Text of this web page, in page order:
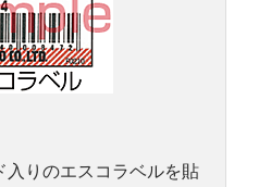
入りのエスコラベルを貼